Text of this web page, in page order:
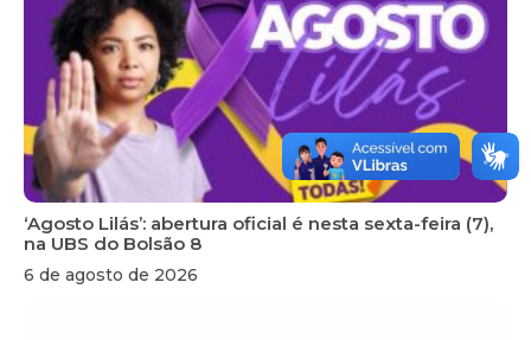
‘Agosto Lilás’: abertura oficial é nesta sexta-feira (7),
na UBS do Bolsão 8
6 de agosto de 2026